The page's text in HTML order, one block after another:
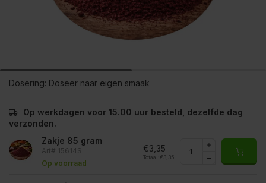
Dosering: Doseer naar eigen smaak
Op werkdagen voor 15.00 uur besteld, dezelfde dag
verzonden.
Zakje 85 gram
Art# 15614S
Op voorraad
€3,35
Totaal: €3,35